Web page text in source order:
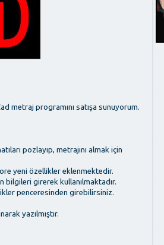
metraj programını satışa sunuyorum.
pozlayıp, metrajını almak için
yeni özellikler eklenmektedir.
bilgileri girerek kullanılmaktadır.
penceresinden girebilirsiniz.
yazılmıştır.